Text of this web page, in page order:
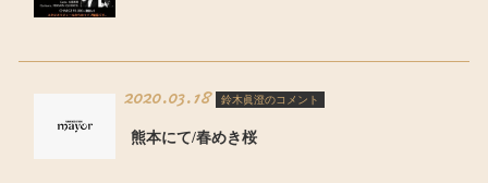
2020.03.18 鈴木眞澄のコメント
熊本にて/春めき桜